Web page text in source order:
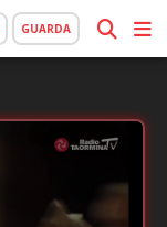
GUARDA